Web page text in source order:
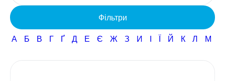
Кар'єра Фільтри
А Б В Г Ґ Д Е Є Ж З И І Ї Й К Л М